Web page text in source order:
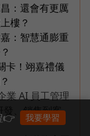
：還會有更厲
樓？
：智慧通膨重
卡！翊嘉禮儀
AI 員工管理
發、銷售到客
👉 我要學習